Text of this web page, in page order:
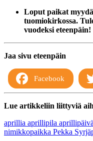
Loput paikat
tuomiokirkossa.
vuodeksi eteenpäin!
Jaa sivu eteenpäin
Facebook
Lue artikkeliin liittyviä
aprillia aprillipila
nimikkopaikka Pekka